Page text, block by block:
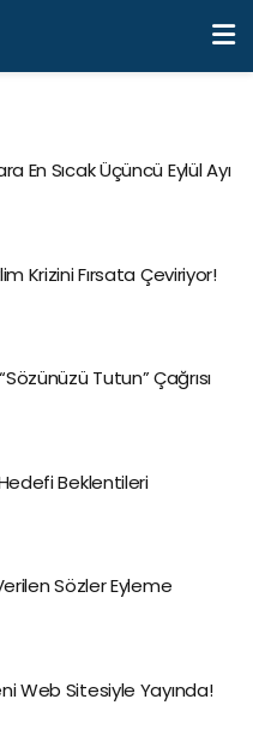
En Sıcak Üçüncü Eylül Ayı
Krizini Fırsata Çeviriyor!
Tutun” Çağrısı
Beklentileri
Sözler Eyleme
Web Sitesiyle Yayında!